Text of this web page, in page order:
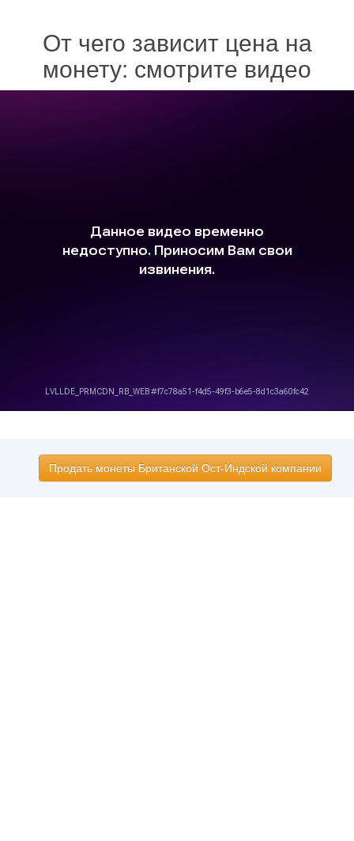
От чего зависит цена на
монету: смотрите видео
Продать монеты Британской Ост-Индской компании